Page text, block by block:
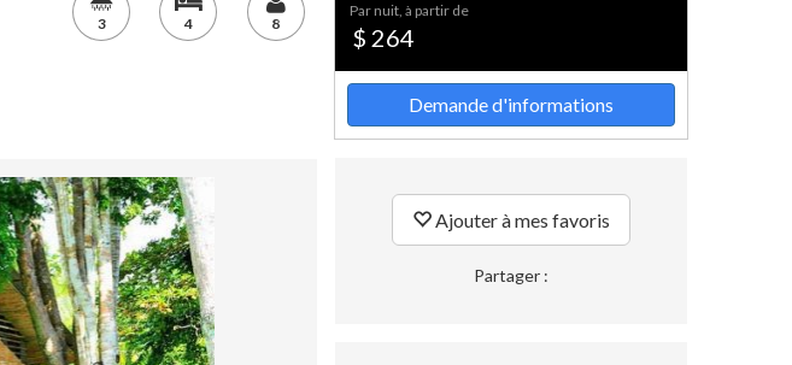
3 4 8
par nuit, à partir de
$ 264
Demande d'informations
Ajouter à mes favoris
Partager :